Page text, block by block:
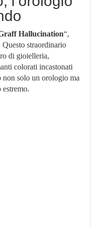
Hallucination“,
Questo straordinario
di gioielleria,
colorati incastonati
non solo un orologio ma
estremo​​.